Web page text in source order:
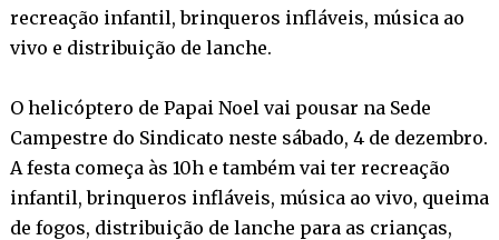
recreação infantil, brinqueros infláveis, música ao
vivo e distribuição de lanche.
O helicóptero de Papai Noel vai pousar na Sede
Campestre do Sindicato neste sábado, 4 de dezembro.
A festa começa às 10h e também vai ter recreação
infantil, brinqueros infláveis, música ao vivo, queima
de fogos, distribuição de lanche para as crianças,